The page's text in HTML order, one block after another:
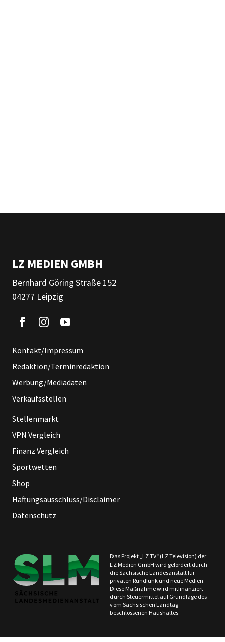
LZ MEDIEN GMBH
Bernhard Göring Straße 152
04277 Leipzig
Kontakt/Impressum
Redaktion/Terminredaktion
Werbung/Mediadaten
Verkaufsstellen
Stellenmarkt
VPN Vergleich
Finanz Vergleich
Sportwetten
Shop
Haftungsausschluss/Disclaimer
Datenschutz
Das Projekt „LZ TV“ (LZ Television) der
LZ Medien GmbH wird gefördert durch
die Sächsische Landesanstalt für
privaten Rundfunk und neue Medien.
Diese Maßnahme wird mitfinanziert
durch Steuermittel auf Grundlage des
vom Sächsischen Landtag
beschlossenen Haushaltes.